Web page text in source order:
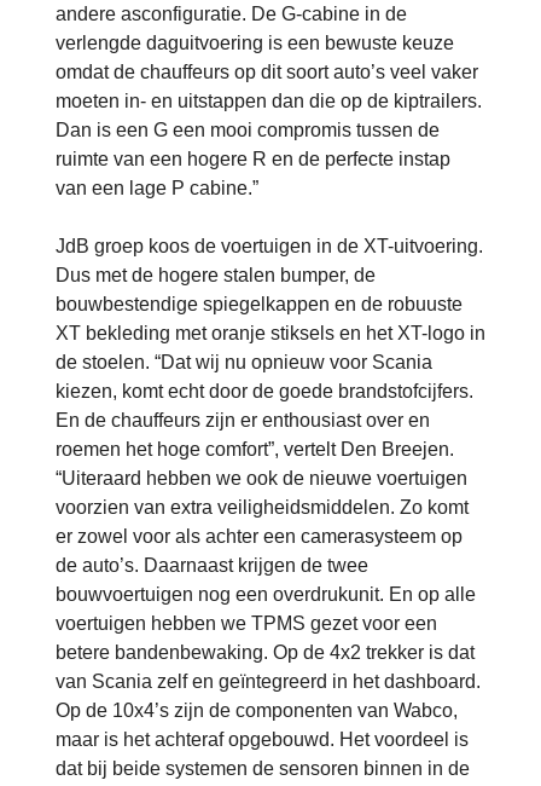
andere asconfiguratie. De G-cabine in de
verlengde daguitvoering is een bewuste keuze
omdat de chauffeurs op dit soort auto’s veel vaker
moeten in- en uitstappen dan die op de kiptrailers.
Dan is een G een mooi compromis tussen de
ruimte van een hogere R en de perfecte instap
van een lage P cabine.”
JdB groep koos de voertuigen in de XT-uitvoering.
Dus met de hogere stalen bumper, de
bouwbestendige spiegelkappen en de robuuste
XT bekleding met oranje stiksels en het XT-logo in
de stoelen. “Dat wij nu opnieuw voor Scania
kiezen, komt echt door de goede brandstofcijfers.
En de chauffeurs zijn er enthousiast over en
roemen het hoge comfort”, vertelt Den Breejen.
“Uiteraard hebben we ook de nieuwe voertuigen
voorzien van extra veiligheidsmiddelen. Zo komt
er zowel voor als achter een camerasysteem op
de auto’s. Daarnaast krijgen de twee
bouwvoertuigen nog een overdrukunit. En op alle
voertuigen hebben we TPMS gezet voor een
betere bandenbewaking. Op de 4x2 trekker is dat
van Scania zelf en geïntegreerd in het dashboard.
Op de 10x4’s zijn de componenten van Wabco,
maar is het achteraf opgebouwd. Het voordeel is
dat bij beide systemen de sensoren binnen in de